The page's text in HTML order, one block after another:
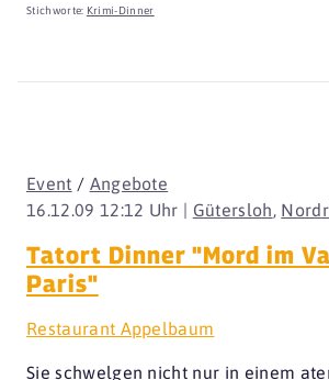
Stichworte: Krimi-Dinner
16.12.09 12:12 Uhr | Gütersloh,
Event / Angebote
Tatort Dinner "Mord im
Paris"
Restaurant Appelbaum
Sie schwelgen nicht nur in einem